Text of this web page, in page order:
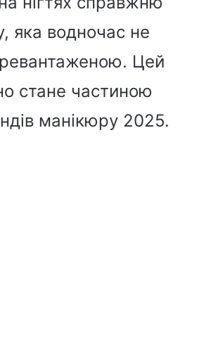
яка водночас не
Цей
стане частиною
манікюру 2025.